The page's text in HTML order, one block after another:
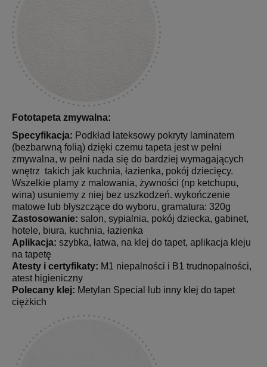
Fototapeta zmywalna:
Specyfikacja: Podkład lateksowy pokryty laminatem
(bezbarwną folią) dzięki czemu tapeta jest w pełni
zmywalna, w pełni nada się do bardziej wymagających
wnętrz takich jak kuchnia, łazienka, pokój dziecięcy.
Wszelkie plamy z malowania, żywności (np ketchupu,
wina) usuniemy z niej bez uszkodzeń. wykończenie
matowe lub błyszczące do wyboru, gramatura: 320g
Zastosowanie: salon, sypialnia, pokój dziecka, gabinet,
hotele, biura, kuchnia, łazienka
Aplikacja: szybka, łatwa, na klej do tapet, aplikacja kleju
na tapetę
Atesty i certyfikaty: M1 niepalności i B1 trudnopalności,
atest higieniczny
Polecany klej: Metylan Special lub inny klej do tapet
ciężkich